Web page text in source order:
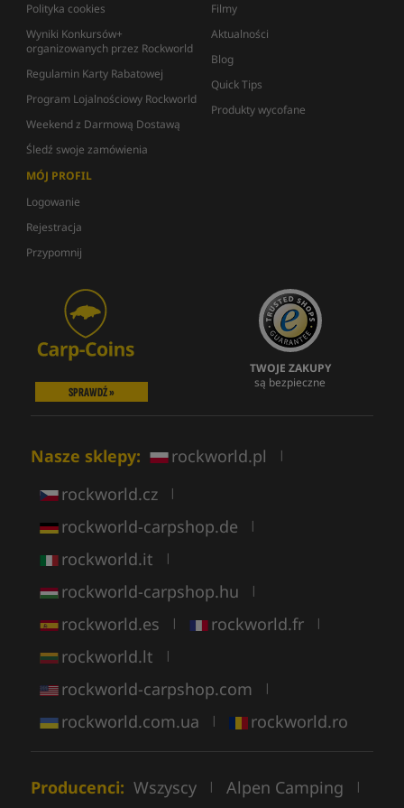
Polityka cookies
Wyniki Konkursów+
organizowanych przez Rockworld
Regulamin Karty Rabatowej
Program Lojalnościowy Rockworld
Weekend z Darmową Dostawą
Śledź swoje zamówienia
Filmy
Aktualności
Blog
Quick Tips
Produkty wycofane
MÓJ PROFIL
Logowanie
Rejestracja
Przypomnij
SPRAWDŹ »
TWOJE ZAKUPY
są bezpieczne
Nasze sklepy: rockworld.pl |
rockworld.cz |
rockworld-carpshop.de |
rockworld.it |
rockworld-carpshop.hu |
rockworld.es | rockworld.fr |
rockworld.lt |
rockworld-carpshop.com |
rockworld.com.ua | rockworld.ro
Producenci: Wszyscy | Alpen Camping |